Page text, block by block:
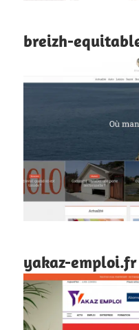
breizh-
yakaz-emploi.fr